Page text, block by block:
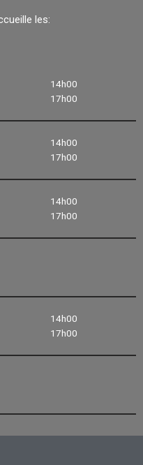
les:
14h00
17h00
14h00
17h00
14h00
17h00
14h00
17h00